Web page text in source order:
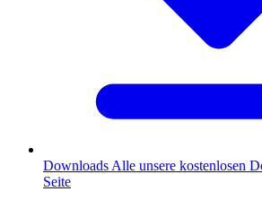
Downloads Alle unsere kostenlosen
Seite